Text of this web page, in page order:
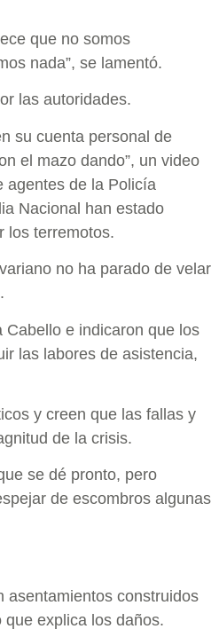
que no somos
nada”, se lamentó.
las autoridades.
su cuenta personal de
el mazo dando”, un video
agentes de la Policía
Nacional han estado
los terremotos.
no ha parado de velar
Cabello e indicaron que los
las labores de asistencia,
y creen que las fallas y
de la crisis.
se dé pronto, pero
de escombros algunas
asentamientos construidos
explica los daños.